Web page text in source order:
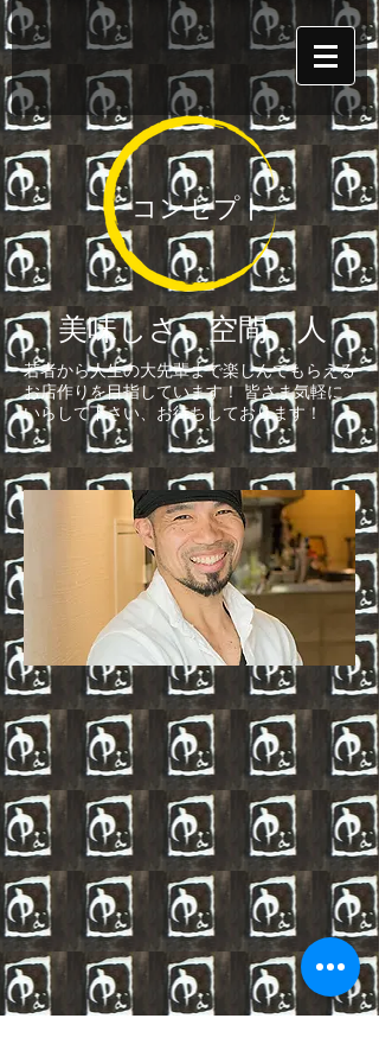
コンセプト
美味しさ、空間、人
若者から人生の大先輩まで楽しんでもらえる
お店作りを目指しています！ 皆さま気軽に
いらして下さい、お待ちしております！